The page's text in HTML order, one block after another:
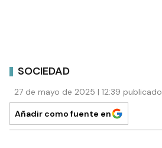
SOCIEDAD
27 de mayo de 2025 | 12:39
Añadir como fuente en